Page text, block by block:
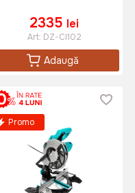
2335 lei
Art: DZ-CI102
Adaugă
Promo